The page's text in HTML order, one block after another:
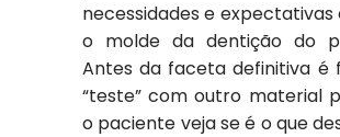
necessidades e expectativas
o molde da dentição do
Antes da faceta definitiva é
“teste” com outro material
o paciente veja se é o que